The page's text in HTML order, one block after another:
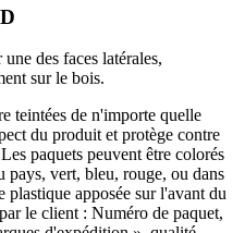
des faces latérales,
sur le bois.
teintées de n'importe quelle
du produit et protège contre
paquets peuvent être colorés
pays, vert, bleu, rouge, ou dans
apposée sur l'avant du
le client : Numéro de paquet,